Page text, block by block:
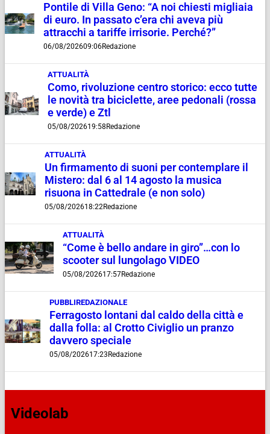
Pontile di Villa Geno: “A noi chiesti migliaia
di euro. In passato c’era chi aveva più
attracchi a tariffe irrisorie. Perché?”
06/08/202609:06Redazione
ATTUALITÀ
Como, rivoluzione centro storico: ecco tutte
le novità tra biciclette, aree pedonali (rossa
e verde) e Ztl
05/08/202619:58 Redazione
ATTUALITÀ
Un firmamento di suoni per contemplare il
Mistero: dal 6 al 14 agosto la musica
risuona in Cattedrale (e non solo)
05/08/202618:22Redazione
ATTUALITÀ
“Come è bello andare in giro”…con lo
scooter sul lungolago VIDEO
05/08/202617:57Redazione
PUBBLIREDAZIONALE
Ferragosto lontani dal caldo della città e
dalla folla: al Crotto Civiglio un pranzo
davvero speciale
05/08/202617:23 Redazione
Videolab